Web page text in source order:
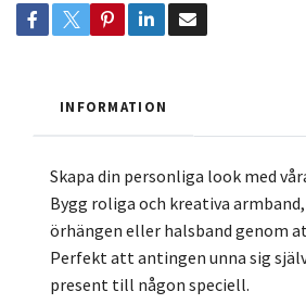
INFORMATION
Skapa din personliga look med
Bygg roliga och kreativa
örhängen eller halsband genom
Perfekt att antingen unna sig
present till någon speciell.